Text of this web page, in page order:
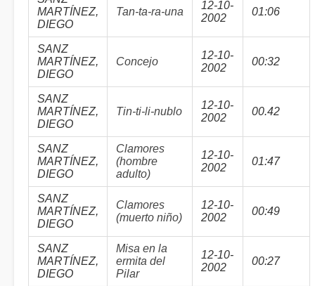
MARTÍNEZ,
DIEGO
Tan-ta-ra-una
12-10-
2002
01:06
SANZ
MARTÍNEZ,
DIEGO
Concejo
12-10-
2002
00:32
SANZ
MARTÍNEZ,
DIEGO
Tin-ti-li-nublo
12-10-
2002
00.42
SANZ
MARTÍNEZ,
DIEGO
Clamores
(hombre
adulto)
12-10-
2002
01:47
SANZ
MARTÍNEZ,
DIEGO
Clamores
(muerto niño)
12-10-
2002
00:49
SANZ
MARTÍNEZ,
DIEGO
Misa en la
ermita del
Pilar
12-10-
2002
00:27